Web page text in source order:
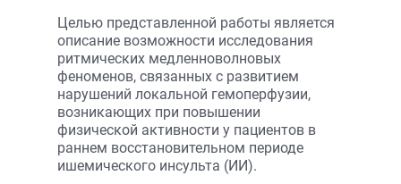
Целью представленной работы является
описание возможности исследования
ритмических медленноволновых
феноменов, связанных с развитием
нарушений локальной гемоперфузии,
возникающих при повышении
физической активности у пациентов в
раннем восстановительном периоде
ишемического инсульта (ИИ).